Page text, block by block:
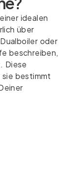
idealen
über
oder
beschreiben,
Diese
bestimmt